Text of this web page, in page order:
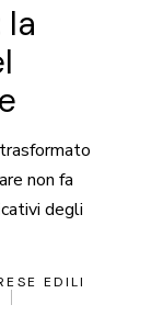
la
non fa
degli
EDILI